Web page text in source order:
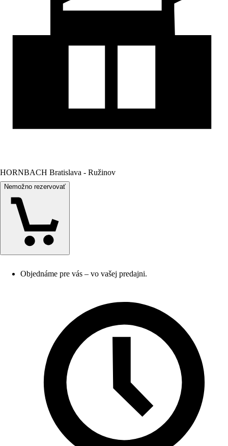
HORNBACH Bratislava - Ružinov
Nemožno rezervovať
Objednáme pre vás – vo vašej predajni.